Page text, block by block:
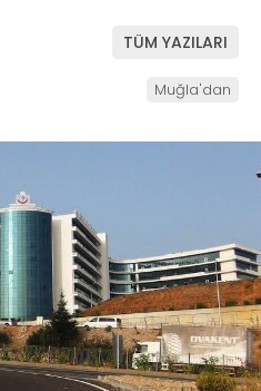
Facebook
TÜM YAZILARI
Muğla'dan